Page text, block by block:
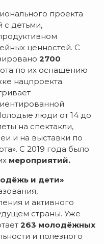
проекта
с детьми,
ценностей. С
2700
по их оснащению
нацпроекта.
люди от 14 до
на спектакли,
и на выставки по
С 2019 года было
мероприятий.
и дети»
и активного
страны. Уже
263 молодёжных
и полезного